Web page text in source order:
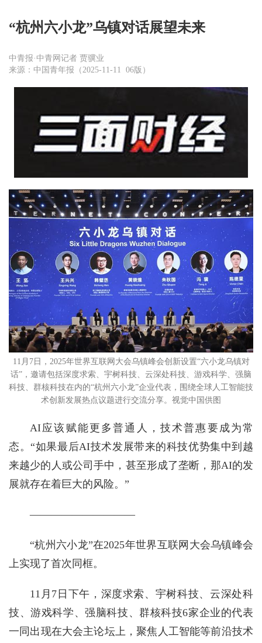
“杭州六小龙”乌镇对话展望未来
中青报·中青网记者 贾骥业
来源：中国青年报（2025-11-11 06版）
11月7日，2025年世界互联网大会乌镇峰会创新设置“六小龙乌镇对
话”，邀请包括深度求索、宇树科技、云深处科技、游戏科学、强脑
科技、群核科技在内的“杭州六小龙”企业代表，围绕全球人工智能技
术创新发展热点议题进行交流分享。视觉中国供图
AI应该赋能更多普通人，技术普惠要成为常
态。“如果最后AI技术发展带来的科技优势集中到越
来越少的人或公司手中，甚至形成了垄断，那AI的发
展就存在着巨大的风险。”
——————————
“杭州六小龙”在2025年世界互联网大会乌镇峰会
上实现了首次同框。
11月7日下午，深度求索、宇树科技、云深处科
技、游戏科学、强脑科技、群核科技6家企业的代表
一同出现在大会主论坛上，聚焦人工智能等前沿技术